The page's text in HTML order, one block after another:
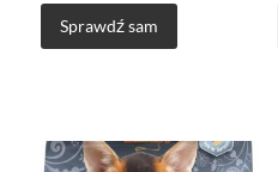
Sprawdź sam